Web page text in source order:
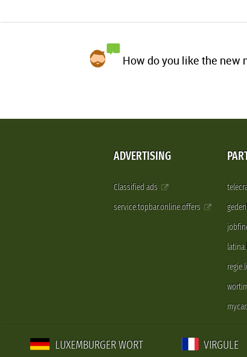
How do you like the new
ADVERTISING
Classified ads
service.topbar.online.offers
LUXEMBURGER WORT VIRGULE